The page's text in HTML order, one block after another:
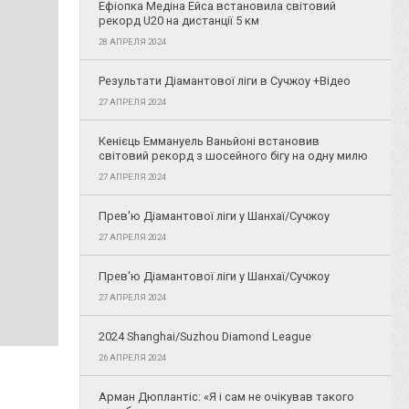
Ефіопка Медіна Ейса встановила світовий
рекорд U20 на дистанції 5 км
28 АПРЕЛЯ 2024
Результати Діамантової ліги в Сучжоу +Відео
27 АПРЕЛЯ 2024
Кенієць Еммануель Ваньйоні встановив
світовий рекорд з шосейного бігу на одну милю
27 АПРЕЛЯ 2024
Прев'ю Діамантової ліги у Шанхаї/Сучжоу
27 АПРЕЛЯ 2024
Прев'ю Діамантової ліги у Шанхаї/Сучжоу
27 АПРЕЛЯ 2024
2024 Shanghai/Suzhou Diamond League
26 АПРЕЛЯ 2024
Арман Дюплантіс: «Я і сам не очікував такого